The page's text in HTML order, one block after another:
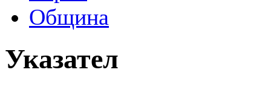
Община
Указател